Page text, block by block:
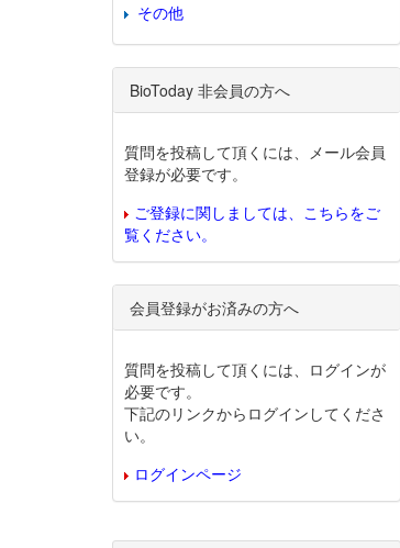
その他
BioToday 非会員の方へ
質問を投稿して頂くには、メール会員
登録が必要です。
ご登録に関しましては、こちらをご
覧ください。
会員登録がお済みの方へ
質問を投稿して頂くには、ログインが
必要です。
下記のリンクからログインしてくださ
い。
ログインページ